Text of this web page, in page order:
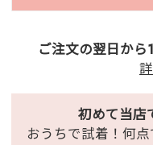
ご注文の翌日から
初めて当店
おうちで試着！何